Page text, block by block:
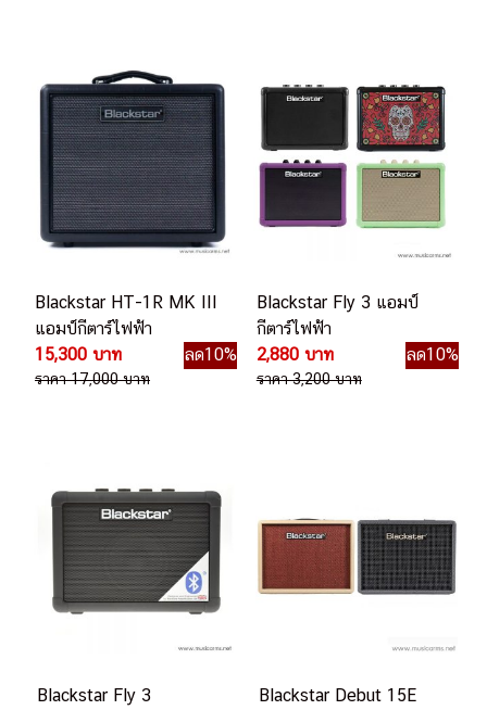
Blackstar HT-1R MK III
แอมป์กีตาร์ไฟฟ้า
15,300 บาท
ลด10%
ราคา 17,000 บาท
Blackstar Fly 3 แอมป์
กีตาร์ไฟฟ้า
2,880 บาท
ลด10%
ราคา 3,200 บาท
Blackstar Fly 3
Blackstar Debut 15E